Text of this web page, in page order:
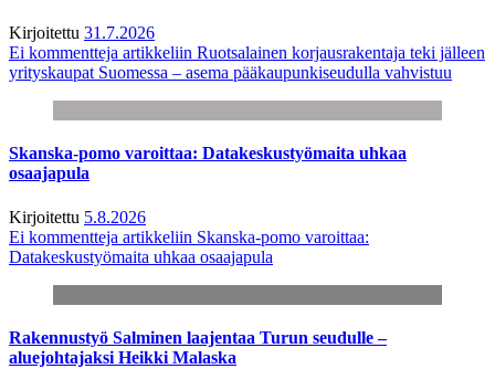
Kirjoitettu 31.7.2026
Ei kommentteja artikkeliin Ruotsalainen korjausrakentaja teki jälleen
yrityskaupat Suomessa – asema pääkaupunkiseudulla vahvistuu
Skanska-pomo varoittaa: Datakeskustyömaita uhkaa
osaajapula
Kirjoitettu 5.8.2026
Ei kommentteja artikkeliin Skanska-pomo varoittaa:
Datakeskustyömaita uhkaa osaajapula
Rakennustyö Salminen laajentaa Turun seudulle –
aluejohtajaksi Heikki Malaska